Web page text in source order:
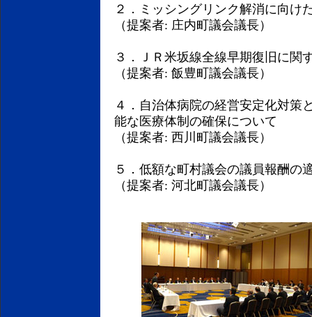
２．ミッシングリンク解消に向け
（提案者: 庄内町議会議長）
３．ＪＲ米坂線全線早期復旧に関
（提案者: 飯豊町議会議長）
４．自治体病院の経営安定化対策
能な医療体制の確保について
（提案者: 西川町議会議長）
５．低額な町村議会の議員報酬の
（提案者: 河北町議会議長）